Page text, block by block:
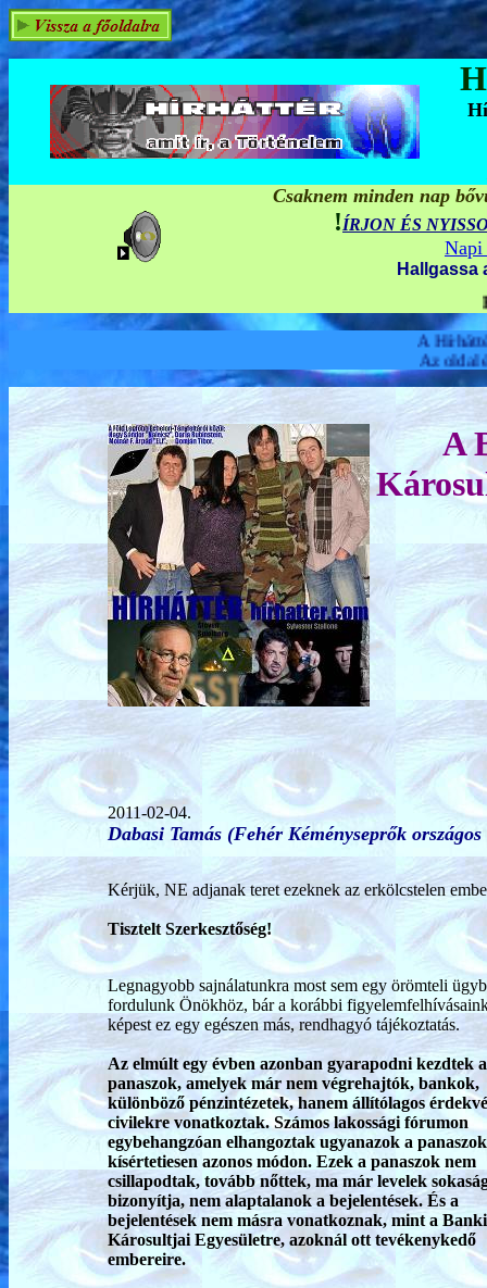
Csaknem minden nap
!ÍRJON ÉS
Napi
Hallgassa
HÍRHÁTTÉR
A Hírháttér pártfogóiból:
Az oldal és a Hírháttér (az
A
2011-02-04.
Dabasi Tamás (Fehér Kéményseprők
Kérjük, NE adjanak teret ezeknek az erkölcstelen
Tisztelt Szerkesztőség!
Legnagyobb sajnálatunkra most sem egy örömteli
fordulunk Önökhöz, bár a korábbi
képest ez egy egészen más, rendhagyó tájékoztatás.
Az elmúlt egy évben azonban gyarapodni kezdtek
panaszok, amelyek már nem végrehajtók, bankok,
különböző pénzintézetek, hanem állítólagos
civilekre vonatkoztak. Számos lakossági fórumon
egybehangzóan elhangoztak ugyanazok a
kísértetiesen azonos módon. Ezek a panaszok nem
csillapodtak, tovább nőttek, ma már levelek
bizonyítja, nem alaptalanok a bejelentések. És a
bejelentések nem másra vonatkoznak, mint a
Károsultjai Egyesületre, azoknál ott tevékenykedő
embereire.